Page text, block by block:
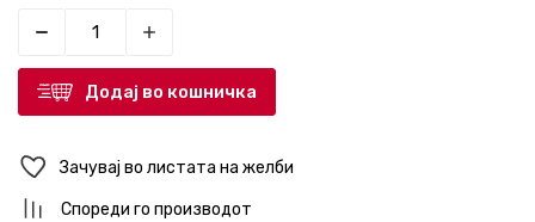
Додај во кошничка
Зачувај во листата на желби
Спореди го производот